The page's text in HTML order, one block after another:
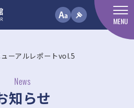
MENU
ーアルレポートvol.5
News
知らせ